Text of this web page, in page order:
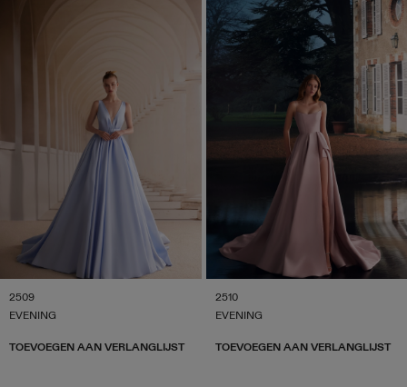
2509
EVENING
TOEVOEGEN AAN VERLANGLIJST
2510
EVENING
TOEVOEGEN AAN VERLANGLIJST